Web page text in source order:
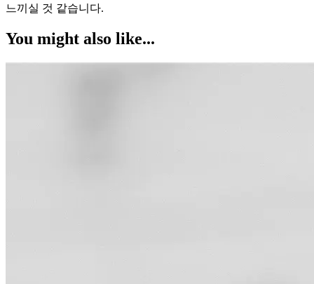
느끼실 것 같습니다.
You might also like...